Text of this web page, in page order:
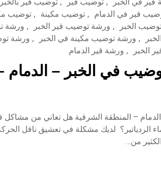
قير في الدمام , توضيب مكينة , توضيب
الخبر , ورشة توضيب قير الخبر , ورشة
, ورشة توضيب مكينة في الخبر , ورشة
الخبر , ورشة قير الدمام
في الخبر – الدمام
– المنطقة الشرقية هل تعاني من
الردياتير؟ لديك مشكلة في تعشيق ناقل
من…